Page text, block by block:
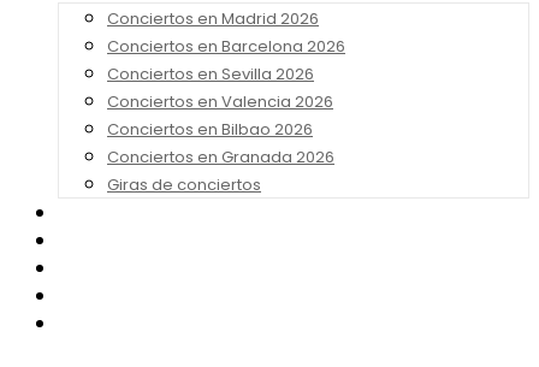
Conciertos en Madrid 2026
Conciertos en Barcelona 2026
Conciertos en Sevilla 2026
Conciertos en Valencia 2026
Conciertos en Bilbao 2026
Conciertos en Granada 2026
Giras de conciertos